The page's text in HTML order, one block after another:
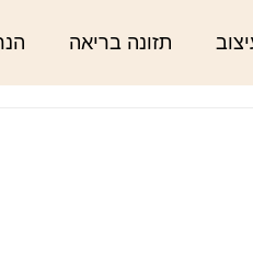
תזונה בריאה